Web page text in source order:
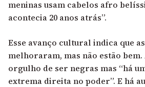
meninas usam cabelos afro
acontecia 20 anos atrás”.
Esse avanço cultural indica que
melhoraram, mas não estão bem.
orgulho de ser negras mas “há
extrema direita no poder”. E há